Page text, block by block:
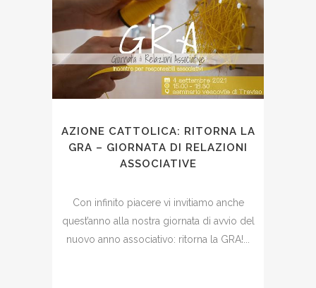
AZIONE CATTOLICA: RITORNA LA
GRA – GIORNATA DI RELAZIONI
ASSOCIATIVE
Con infinito piacere vi invitiamo anche
quest’anno alla nostra giornata di avvio del
nuovo anno associativo: ritorna la GRA!...